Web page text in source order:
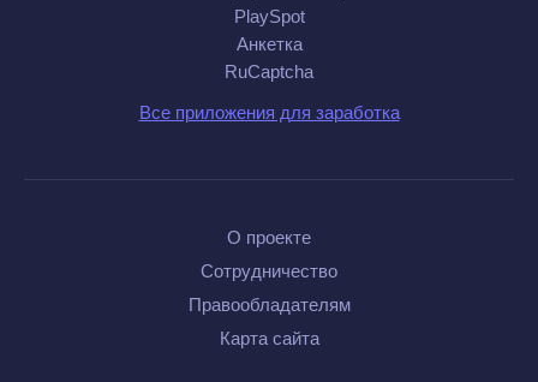
PlaySpot
Анкетка
RuCaptcha
Все приложения для заработка
О проекте
Сотрудничество
Правообладателям
Карта сайта